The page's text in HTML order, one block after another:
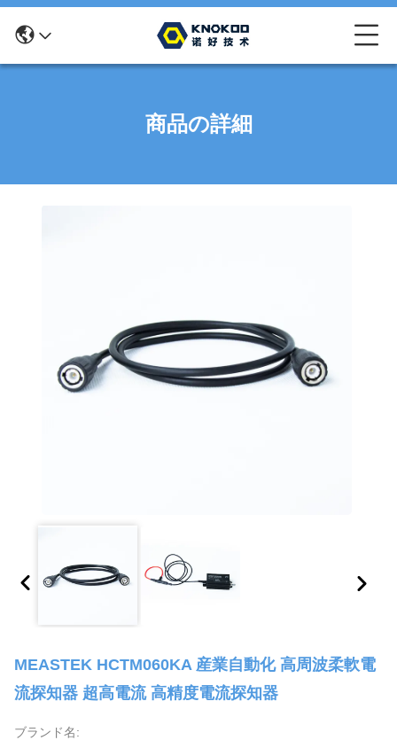
商品の詳細
MEASTEK HCTM060KA 産業自動化 高周波柔軟電
流探知器 超高電流 高精度電流探知器
ブランド名: